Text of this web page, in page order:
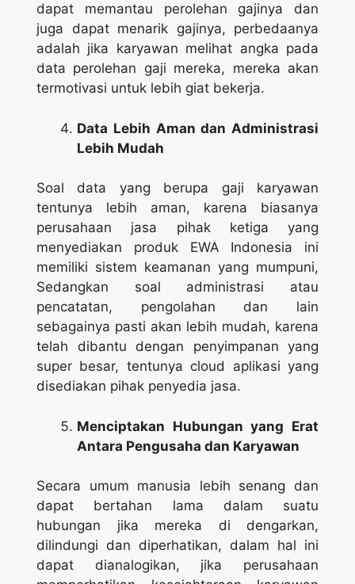
dapat memantau perolehan gajinya dan
juga dapat menarik gajinya, perbedaanya
adalah jika karyawan melihat angka pada
data perolehan gaji mereka, mereka akan
termotivasi untuk lebih giat bekerja.
Data Lebih Aman dan Administrasi
Lebih Mudah
Soal data yang berupa gaji karyawan
tentunya lebih aman, karena biasanya
perusahaan jasa pihak ketiga yang
menyediakan produk EWA Indonesia ini
memiliki sistem keamanan yang mumpuni,
Sedangkan soal administrasi atau
pencatatan, pengolahan dan lain
sebagainya pasti akan lebih mudah, karena
telah dibantu dengan penyimpanan yang
super besar, tentunya cloud aplikasi yang
disediakan pihak penyedia jasa.
Menciptakan Hubungan yang Erat
Antara Pengusaha dan Karyawan
Secara umum manusia lebih senang dan
dapat bertahan lama dalam suatu
hubungan jika mereka di dengarkan,
dilindungi dan diperhatikan, dalam hal ini
dapat dianalogikan, jika perusahaan